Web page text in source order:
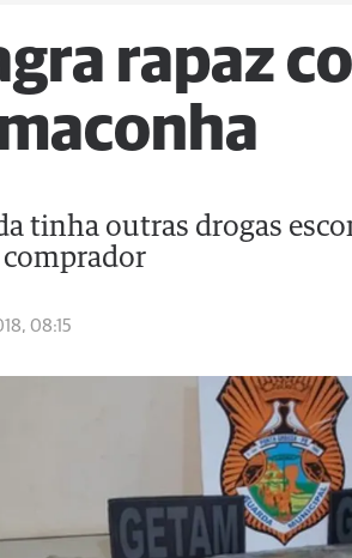
rapaz
tinha outras drogas
comprador
08:15